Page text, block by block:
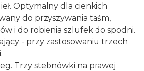
Optymalny dla cienkich
do przyszywania taśm,
i do robienia szlufek do spodni.
- przy zastosowaniu trzech
Trzy stebnówki na prawej